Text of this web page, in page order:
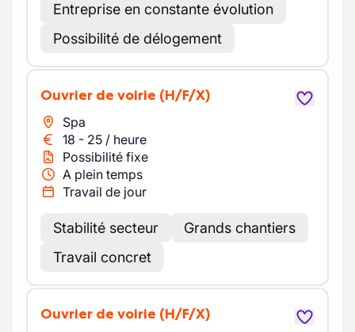
Entreprise en constante évolution
Possibilité de délogement
Ouvrier de voirie (H/F/X)
Spa
18 - 25 / heure
Possibilité fixe
A plein temps
Travail de jour
Stabilité secteur
Grands chantiers
Travail concret
Ouvrier de voirie (H/F/X)